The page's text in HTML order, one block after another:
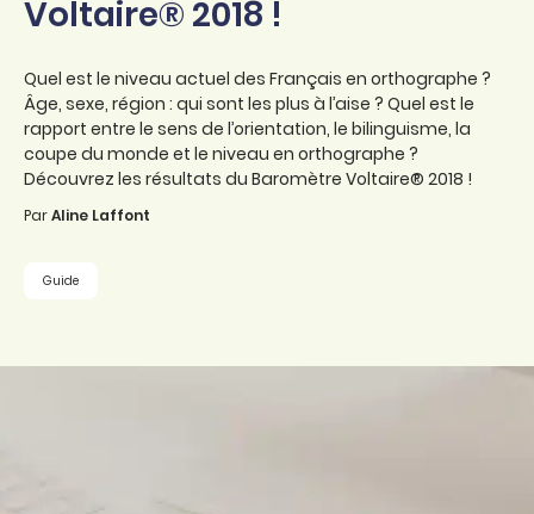
Voltaire® 2018 !
Quel est le niveau actuel des Français en orthographe ?
Âge, sexe, région : qui sont les plus à l’aise ? Quel est le
rapport entre le sens de l’orientation, le bilinguisme, la
coupe du monde et le niveau en orthographe ?
Découvrez les résultats du Baromètre Voltaire® 2018 !
ParAline Laffont
Guide